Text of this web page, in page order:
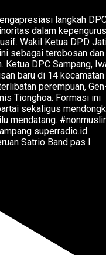
Satrio Band pas l